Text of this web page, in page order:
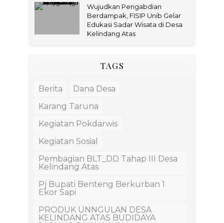
Wujudkan Pengabdian
Berdampak, FISIP Unib Gelar
Edukasi Sadar Wisata di Desa
Kelindang Atas
TAGS
Berita
Dana Desa
Karang Taruna
Kegiatan Pokdarwis
Kegiatan Sosial
Pembagian BLT_DD Tahap III Desa
Kelindang Atas
Pj Bupati Benteng Berkurban 1
Ekor Sapi
PRODUK UNNGULAN DESA
KELINDANG ATAS BUDIDAYA